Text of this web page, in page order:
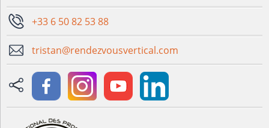
+33 6 50 82 53 88
tristan@rendezvousvertical.com